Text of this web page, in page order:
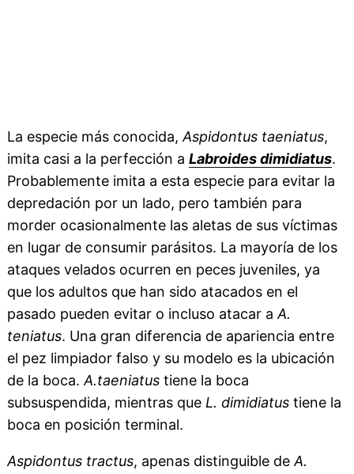
La especie más conocida, Aspidontus taeniatus,
imita casi a la perfección a Labroides dimidiatus.
Probablemente imita a esta especie para evitar la
depredación por un lado, pero también para
morder ocasionalmente las aletas de sus víctimas
en lugar de consumir parásitos. La mayoría de los
ataques velados ocurren en peces juveniles, ya
que los adultos que han sido atacados en el
pasado pueden evitar o incluso atacar a A.
teniatus. Una gran diferencia de apariencia entre
el pez limpiador falso y su modelo es la ubicación
de la boca. A.taeniatustiene la boca
subsuspendida, mientras que L. dimidiatustiene la
boca en posición terminal.
Aspidontus tractus, apenas distinguible de A.